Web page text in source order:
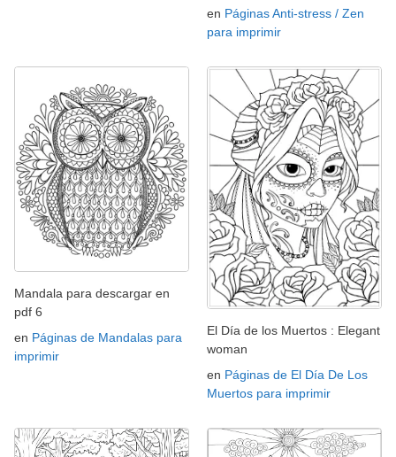
en Páginas Anti-stress / Zen
para imprimir
Mandala para descargar en
pdf 6
en Páginas de Mandalas para
imprimir
El Día de los Muertos : Elegant
woman
en Páginas de El Día De Los
Muertos para imprimir